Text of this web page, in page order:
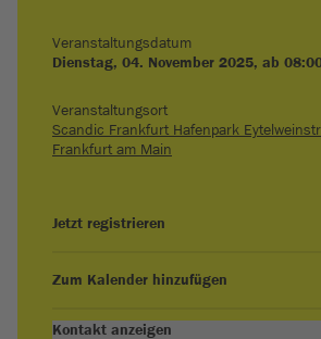
Veranstaltungsdatum
Dienstag, 04. November 2025, ab
Veranstaltungsort
Scandic Frankfurt Hafenpark
Frankfurt am Main
Jetzt registrieren
Zum Kalender hinzufügen
Kontakt anzeigen